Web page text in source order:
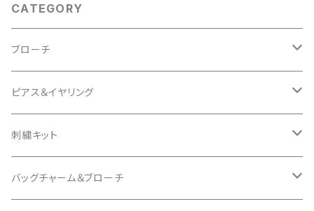
CATEGORY
ブローチ
Animal
Cat
Bird
Insect
Butterfly
Other
ピアス＆イヤリング
mocomoco
butterfly
刺繍キット
Cat
バッグチャーム＆ブローチ